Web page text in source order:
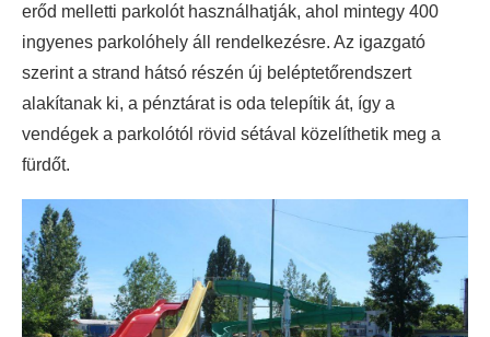
erőd melletti parkolót használhatják, ahol mintegy 400
ingyenes parkolóhely áll rendelkezésre. Az igazgató
szerint a strand hátsó részén új beléptetőrendszert
alakítanak ki, a pénztárat is oda telepítik át, így a
vendégek a parkolótól rövid sétával közelíthetik meg a
fürdőt.